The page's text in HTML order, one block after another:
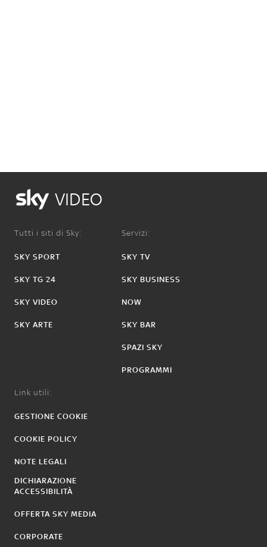
VIDEO
Tutti i siti di Sky:
SKY SPORT
SKY TG 24
SKY VIDEO
SKY ARTE
Servizi:
SKY TV
SKY BUSINESS
NOW
SKY BAR
SPAZI SKY
PROGRAMMI
Link utili:
GESTIONE COOKIE
COOKIE POLICY
NOTE LEGALI
DICHIARAZIONE
ACCESSIBILITÀ
OFFERTA SKY MEDIA
CORPORATE